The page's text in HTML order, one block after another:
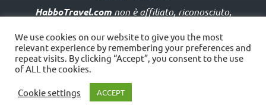
HabboTravel.comnon è affiliato, riconosciuto,
dalle società affiliate. HabboTravel.com può servirsi di
marchi registrati e altre proprietà intellettuali di Habbo
come indicato nelle Politiche sui Fansite.
Copyright © HabboTravel (2012 - 2026) - V. 5.0
We use cookies on our website to give you the most
relevant experience by remembering your preferences and
repeat visits. By clicking “Accept”, you consent to the use
of ALL the cookies.
Cookie settings ACCEPT